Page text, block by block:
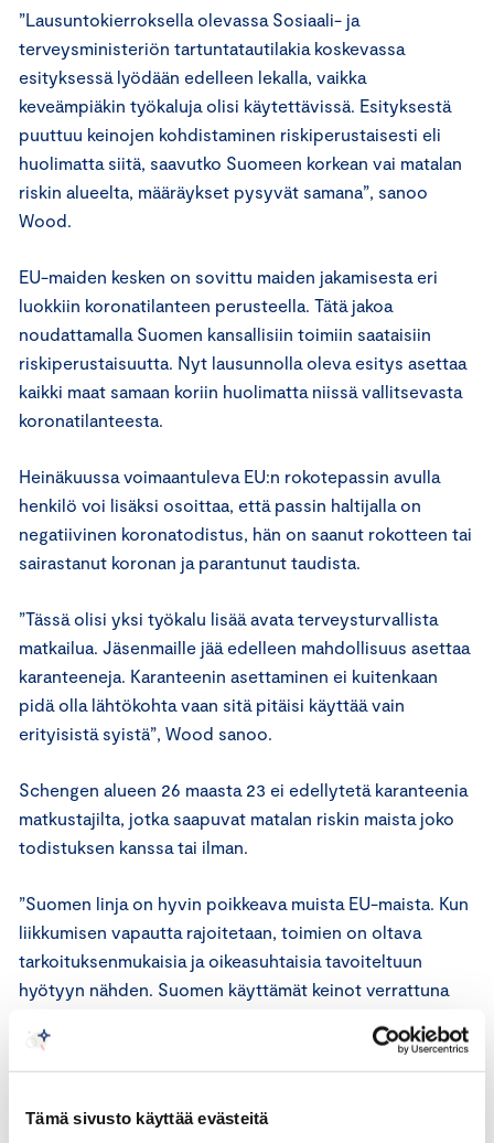
Tämä sivusto käyttää evästeitä
”Lausuntokierroksella olevassa Sosiaali- ja
terveysministeriön tartuntatautilakia koskevassa
esityksessä lyödään edelleen lekalla, vaikka
keveämpiäkin työkaluja olisi käytettävissä. Esityksestä
puuttuu keinojen kohdistaminen riskiperustaisesti eli
huolimatta siitä, saavutko Suomeen korkean vai matalan
riskin alueelta, määräykset pysyvät samana”, sanoo
Wood.
EU-maiden kesken on sovittu maiden jakamisesta eri
luokkiin koronatilanteen perusteella. Tätä jakoa
noudattamalla Suomen kansallisiin toimiin saataisiin
riskiperustaisuutta. Nyt lausunnolla oleva esitys asettaa
kaikki maat samaan koriin huolimatta niissä vallitsevasta
koronatilanteesta.
Heinäkuussa voimaantuleva EU:n rokotepassin avulla
henkilö voi lisäksi osoittaa, että passin haltijalla on
negatiivinen koronatodistus, hän on saanut rokotteen tai
sairastanut koronan ja parantunut taudista.
”Tässä olisi yksi työkalu lisää avata terveysturvallista
matkailua. Jäsenmaille jää edelleen mahdollisuus asettaa
karanteeneja. Karanteenin asettaminen ei kuitenkaan
pidä olla lähtökohta vaan sitä pitäisi käyttää vain
erityisistä syistä”, Wood sanoo.
Schengen alueen 26 maasta 23 ei edellytetä karanteenia
matkustajilta, jotka saapuvat matalan riskin maista joko
todistuksen kanssa tai ilman.
”Suomen linja on hyvin poikkeava muista EU-maista. Kun
liikkumisen vapautta rajoitetaan, toimien on oltava
tarkoituksenmukaisia ja oikeasuhtaisia tavoiteltuun
hyötyyn nähden. Suomen käyttämät keinot verrattuna
matkailuelinkeinon selviämistä koronakriisin yli,” sanoo
Wood.
Erityisen tuhoisaa Lapin matkailulle